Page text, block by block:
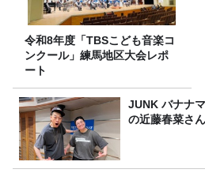
令和8年度「TBSこども音楽コ
ンクール」練馬地区大会レポ
ート
JUNK バナナマン「約３か月ぶりに登場
の近藤春菜さ